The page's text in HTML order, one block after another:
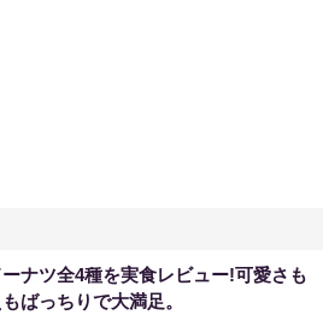
ーナツ全4種を実食レビュー!可愛さも
ばっちりで大満足。